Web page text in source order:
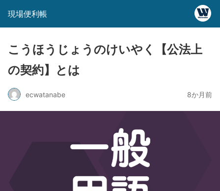
現場便利帳
こうほうじょうのけいやく【公法上
の契約】とは
ecwatanabe 8か月前